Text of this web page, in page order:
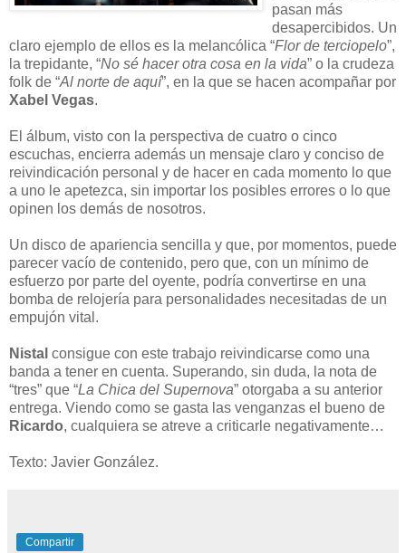
pasan más
desapercibidos. Un
claro ejemplo de ellos es la melancólica “Flor de terciopelo”,
la trepidante, “No sé hacer otra cosa en la vida” o la crudeza
folk de “Al norte de aquí”, en la que se hacen acompañar por
Xabel Vegas.
El álbum, visto con la perspectiva de cuatro o cinco
escuchas, encierra además un mensaje claro y conciso de
reivindicación personal y de hacer en cada momento lo que
a uno le apetezca, sin importar los posibles errores o lo que
opinen los demás de nosotros.
Un disco de apariencia sencilla y que, por momentos, puede
parecer vacío de contenido, pero que, con un mínimo de
esfuerzo por parte del oyente, podría convertirse en una
bomba de relojería para personalidades necesitadas de un
empujón vital.
Nistal consigue con este trabajo reivindicarse como una
banda a tener en cuenta. Superando, sin duda, la nota de
“tres” que “La Chica del Supernova” otorgaba a su anterior
entrega. Viendo como se gasta las venganzas el bueno de
Ricardo, cualquiera se atreve a criticarle negativamente…
Texto: Javier González.
Compartir